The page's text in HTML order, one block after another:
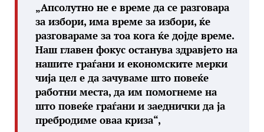
„Апсолутно не е време да се разговара
за избори, има време за избори, ќе
разговараме за тоа кога ќе дојде време.
Наш главен фокус останува здравјето на
нашите граѓани и економските мерки
чија цел е да зачуваме што повеќе
работни места, да им помогнеме на
што повеќе граѓани и заеднички да ја
пребродиме оваа криза“,